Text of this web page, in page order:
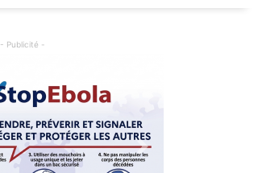
- Publicité -
Next